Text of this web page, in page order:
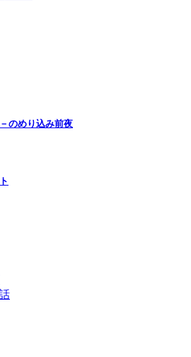
のめり込み前夜